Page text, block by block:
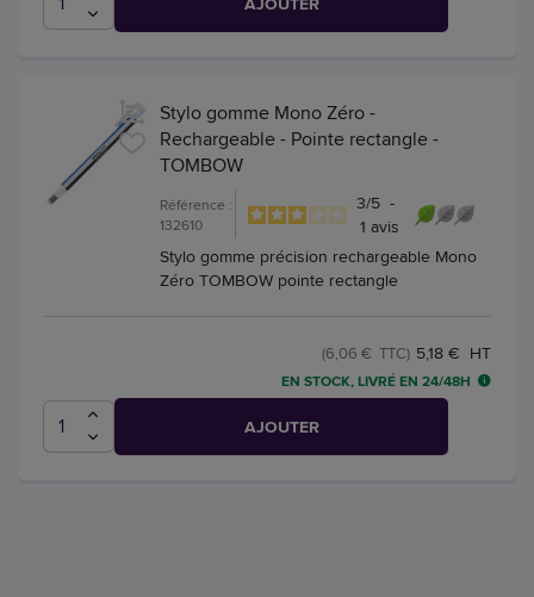
Stylo gomme Mono Zéro -
Rechargeable - Pointe rectangle -
TOMBOW
Référence :
132610
3/5 -
1 avis
Stylo gomme précision rechargeable Mono
Zéro TOMBOW pointe rectangle
5,18 € HT
(6,06 € TTC)
EN STOCK, LIVRÉ EN 24/48H
AJOUTER